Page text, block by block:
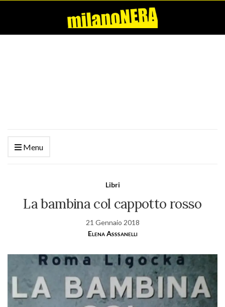
Menu
Libri
La bambina col cappotto rosso
21 Gennaio 2018
Elena Asssanelli